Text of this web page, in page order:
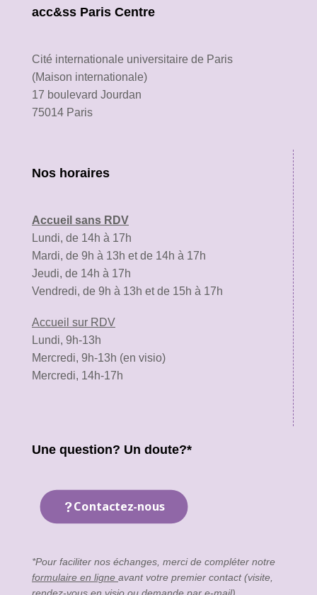
acc&ss Paris Centre
Cité internationale universitaire de Paris
(Maison internationale)
17 boulevard Jourdan
75014 Paris
Nos horaires
Accueil sans RDV
Lundi, de 14h à 17h
Mardi, de 9h à 13h et de 14h à 17h
Jeudi, de 14h à 17h
Vendredi, de 9h à 13h et de 15h à 17h
Accueil sur RDV
Lundi, 9h-13h
Mercredi, 9h-13h (en visio)
Mercredi, 14h-17h
Une question? Un doute?*
Contactez-nous
*Pour faciliter nos échanges, merci de compléter notre
formulaire en ligne avant votre premier contact (visite,